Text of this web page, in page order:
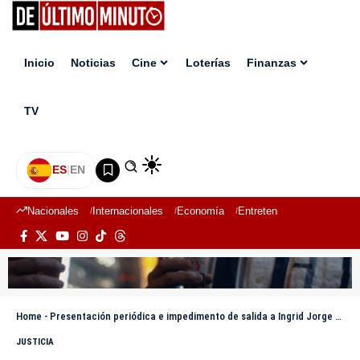
Inicio Noticias Cine Loterías Finanzas
TV
ES|EN
Nacionales Internacionales Economía Entretenimiento
Home - Presentación periódica e impedimento de salida a Ingrid Jorge «La Torita» por difamación
JUSTICIA